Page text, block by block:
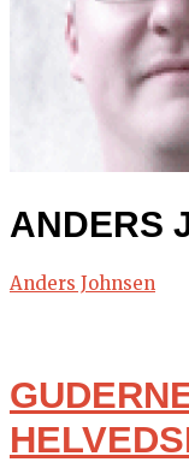
ANDERS
Anders Johnsen